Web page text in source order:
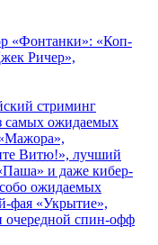
«Фонтанки»: «Коп-
Ричер»,
стриминг
самых ожидаемых
Витю!», лучший
и даже кибер-
ожидаемых
фая «Укрытие»,
очередной спин-офф